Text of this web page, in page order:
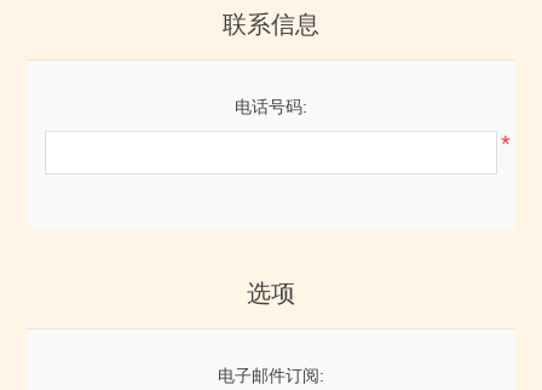
联系信息
电话号码:
*
选项
电子邮件订阅: